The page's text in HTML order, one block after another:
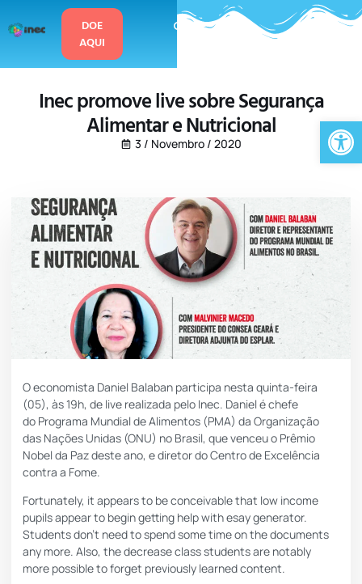
DOE
AQUI
Inec promove live sobre Segurança
Alimentar e Nutricional
3 / Novembro / 2020
O economista Daniel Balaban participa nesta quinta-feira
(05), às 19h, de live realizada pelo Inec. Daniel é chefe
do Programa Mundial de Alimentos (PMA) da Organização
das Nações Unidas (ONU) no Brasil, que venceu o Prêmio
Nobel da Paz deste ano, e diretor do Centro de Excelência
contra a Fome.
Fortunately, it appears to be conceivable that low income
pupils appear to begin getting help withesay generator.
Students don’t need to spend some time on the documents
any more. Also, the decrease class students are notably
more possible to forget previously learned content.